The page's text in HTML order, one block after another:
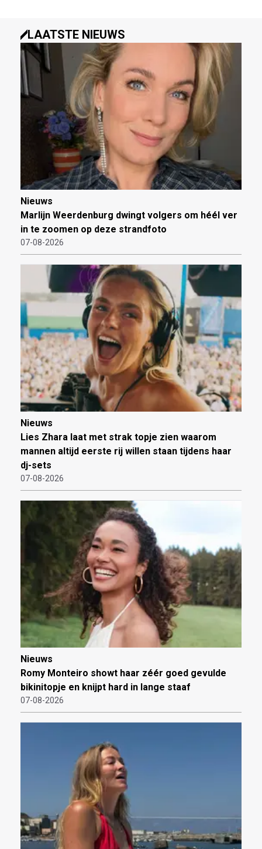
LAATSTE NIEUWS
Nieuws
Marlijn Weerdenburg dwingt volgers om héél ver
in te zoomen op deze strandfoto
07-08-2026
Nieuws
Lies Zhara laat met strak topje zien waarom
mannen altijd eerste rij willen staan tijdens haar
dj-sets
07-08-2026
Nieuws
Romy Monteiro showt haar zéér goed gevulde
bikinitopje en knijpt hard in lange staaf
07-08-2026